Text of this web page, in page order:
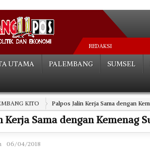
REDAKSI
UTAMA PALEMBANG SUMSEL
KITO Palpos Jalin Kerja Sama dengan
Kerja Sama dengan Kemenag
06/04/2018